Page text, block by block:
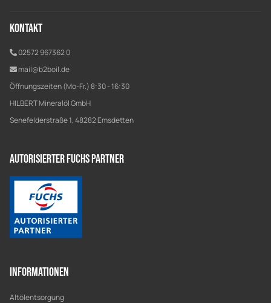
Kontakt
02572 967362 0
mail@b2boil.de
Öffnungszeiten (Mo-Fr.) 8:30 - 16:30
HILBERT Mineralöl GmbH
Senefelderstraße 1, 48282 Emsdetten
Autorisierter Fuchs Partner
Informationen
Altölentsorgung